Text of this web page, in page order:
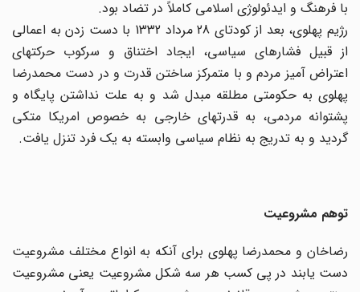
با فرهنگ و ایدئولوژی اسلامی کاملاً در تضاد بود.
رژیم پهلوی، بعد از کودتای 28 مرداد 1332 با دست زدن به اعمالی
از قبیل فشارهای سیاسی، ایجاد اختناق و سرکوب حرکتهای
اعتراض آمیز مردم و با متمرکز ساختن قدرت و در دست محمدرضا
پهلوی به حکومتی مطلقه مبدل شد و به علت نداشتن پایگاه و
پشتوانه مردمی، به قدرتهای خارجی به خصوص امریکا متکی
گردید و به تدریج به نظام سیاسی وابسته به یک فرد تنزل یافت.
توهم مشروعیت
رضاخان و محمدرضا پهلوی برای آنکه به انواع مختلف مشروعیت
دست یابند در پی کسب هر سه شکل مشروعیت یعنی مشروعیت